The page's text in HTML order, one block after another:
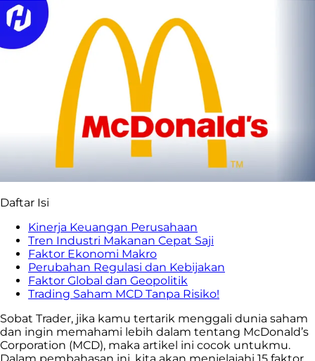
Daftar Isi
Kinerja Keuangan Perusahaan
Tren Industri Makanan Cepat Saji
Faktor Ekonomi Makro
Perubahan Regulasi dan Kebijakan
Faktor Global dan Geopolitik
Trading Saham MCD Tanpa Risiko!
Sobat Trader, jika kamu tertarik menggali dunia saham
dan ingin memahami lebih dalam tentang McDonald’s
Corporation (MCD), maka artikel ini cocok untukmu.